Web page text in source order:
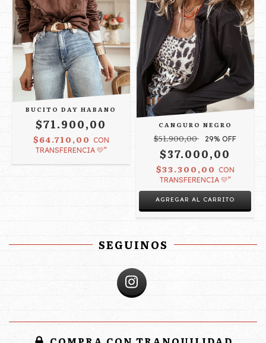
BUCITO DAY HABANO
$71.900,00
$64.710,00 CON
TRANSFERENCIA 💛”
CANGURO NEGRO
$51.900,00 29% OFF
$37.000,00
$33.300,00 CON
TRANSFERENCIA 💛”
AGREGAR AL CARRITO
SEGUINOS